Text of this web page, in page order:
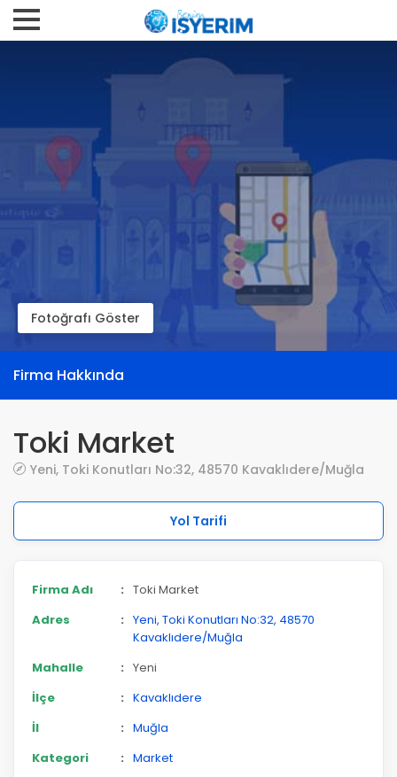
Fotoğrafı Göster
Firma Hakkında
Toki Market
Yeni, Toki Konutları No:32, 48570 Kavaklıdere/Muğla
Yol Tarifi
Firma Adı : Toki Market
Adres
: Yeni, Toki Konutları No:32, 48570
Kavaklıdere/Muğla
Mahalle
: Yeni
İlçe
: Kavaklıdere
İl
: Muğla
Kategori
: Market